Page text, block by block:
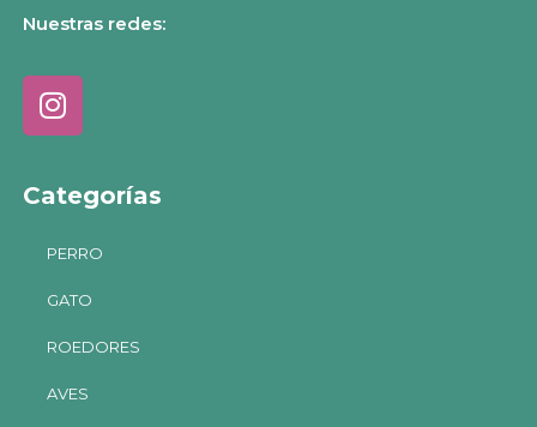
Nuestras redes:
Categorías
PERRO
GATO
ROEDORES
AVES